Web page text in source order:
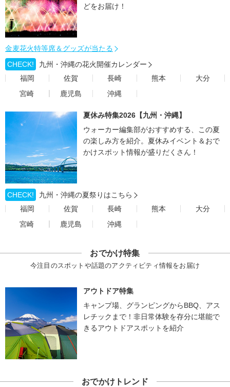
どをお届け！
金麦花火特等席＆グッズが当たる
CHECK!
九州・沖縄の花火開催カレンダー
福岡
佐賀 長崎 熊本
大分
宮崎
鹿児島 沖縄
夏休み特集2026【九州・沖縄】
ウォーカー編集部がおすすめする、この夏
の楽しみ方を紹介。夏休みイベント＆おで
かけスポット情報が盛りだくさん！
CHECK!
九州・沖縄の夏祭りはこちら
福岡
佐賀 長崎 熊本
大分
宮崎
鹿児島 沖縄
おでかけ特集
今注目のスポットや話題のアクティビティ情報をお届け
アウトドア特集
キャンプ場、グランピングからBBQ、アス
レチックまで！非日常体験を存分に堪能で
きるアウトドアスポットを紹介
おでかけトレンド